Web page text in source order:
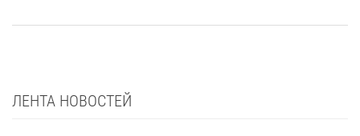
ЛЕНТА НОВОСТЕЙ